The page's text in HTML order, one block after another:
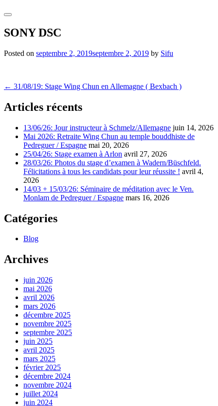
Search
SONY DSC
Posted on septembre 2, 2019septembre 2, 2019 by Sifu
Post
navigation
← 31/08/19: Stage Wing Chun en Allemagne ( Bexbach )
Articles récents
13/06/26: Jour instructeur à Schmelz/Allemagne juin 14, 2026
Mai 2026: Retraite Wing Chun au temple bouddhiste de
Pedreguer / Espagne mai 20, 2026
25/04/26: Stage examen à Arlon avril 27, 2026
28/03/26: Photos du stage d’examen à Wadern/Büschfeld.
Félicitations à tous les candidats pour leur réussite ! avril 4,
2026
14/03 + 15/03/26: Séminaire de méditation avec le Ven.
Monlam de Pedreguer / Espagne mars 16, 2026
Catégories
Blog
Archives
juin 2026
mai 2026
avril 2026
mars 2026
décembre 2025
novembre 2025
septembre 2025
juin 2025
avril 2025
mars 2025
février 2025
décembre 2024
novembre 2024
juillet 2024
juin 2024